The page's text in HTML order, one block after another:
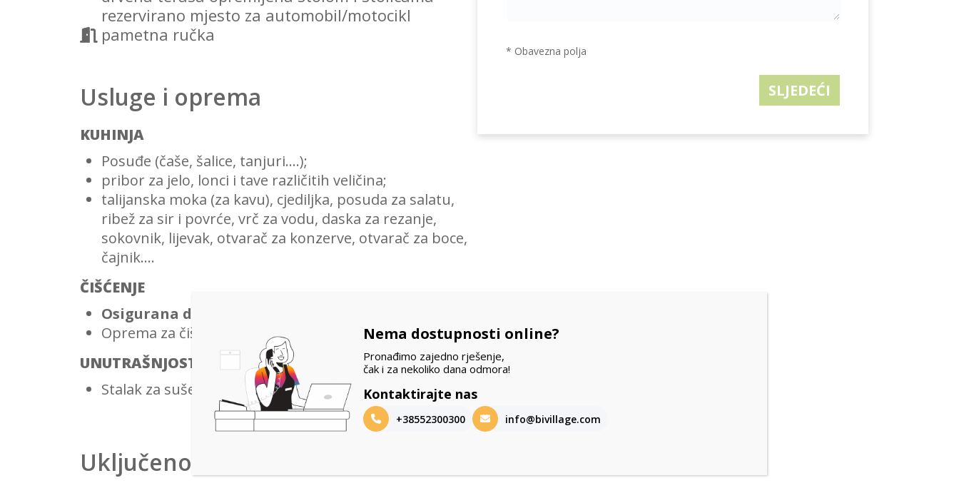
rezervirano mjesto za automobil/motocikl
pametna ručka
Usluge i oprema
KUHINJA
Posuđe (čaše, šalice, tanjuri….);
pribor za jelo, lonci i tave različitih veličina;
talijanska moka (za kavu), cjediljka, posuda za salatu,
ribež za sir i povrće, vrč za vodu, daska za rezanje,
sokovnik, lijevak, otvarač za konzerve, otvarač za boce,
čajnik….
ČIŠĆENJE
Osigurana dezinfekcija prije vašeg dolaska!
Oprema za čišćenje (mop i metla)
UNUTRAŠNJOST
Stalak za sušenje rublja.
Uključeno u tarifu
* Obavezna polja
SLJEDEĆI
Nema dostupnosti online?
Pronađimo zajedno rješenje,
čak i za nekoliko dana odmora!
Kontaktirajte nas
+38552300300 info@bivillage.com